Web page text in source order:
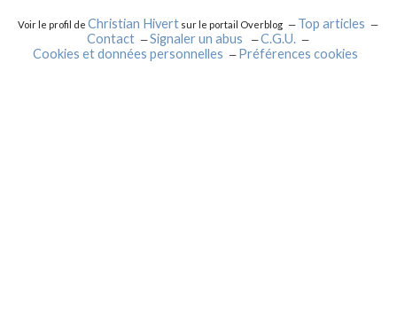
Voir le profil deChristian Hivert sur le portail Overblog
Top articles
Contact
Signaler un abus
C.G.U.
Cookies et données personnelles
Préférences cookies